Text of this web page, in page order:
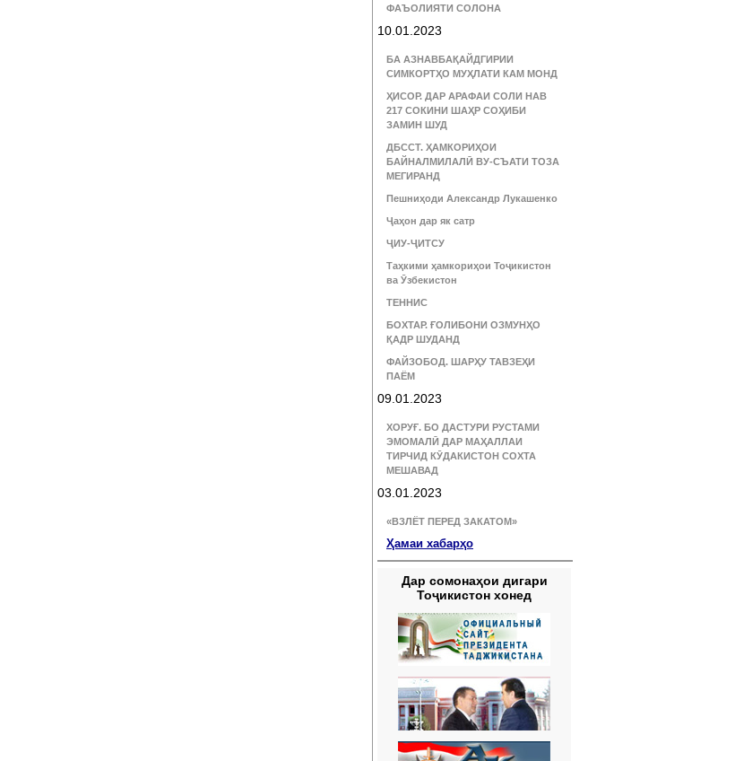
ФАЪОЛИЯТИ СОЛОНА
10.01.2023
БА АЗНАВБАҚАЙДГИРИИ
СИМКОРТҲО МУҲЛАТИ КАМ МОНД
ҲИСОР. ДАР АРАФАИ СОЛИ НАВ
217 СОКИНИ ШАҲР СОҲИБИ
ЗАМИН ШУД
ДБССТ. ҲАМКОРИҲОИ
БАЙНАЛМИЛАЛӢ ВУ-СЪАТИ ТОЗА
МЕГИРАНД
Пешниҳоди Александр Лукашенко
Ҷаҳон дар як сатр
ҶИУ-ҶИТСУ
Таҳкими ҳамкориҳои Тоҷикистон
ва Ӯзбекистон
ТЕННИС
БОХТАР. ҒОЛИБОНИ ОЗМУНҲО
ҚАДР ШУДАНД
ФАЙЗОБОД. ШАРҲУ ТАВЗЕҲИ
ПАЁМ
09.01.2023
ХОРУҒ. БО ДАСТУРИ РУСТАМИ
ЭМОМАЛӢ ДАР МАҲАЛЛАИ
ТИРЧИД КӮДАКИСТОН СОХТА
МЕШАВАД
03.01.2023
«ВЗЛЁТ ПЕРЕД ЗАКАТОМ»
Ҳамаи хабарҳо
Дар сомонаҳои дигари
Тоҷикистон хонед